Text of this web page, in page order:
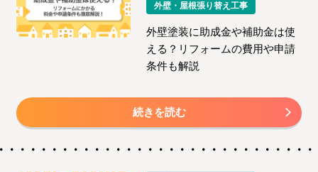
外壁・屋根張り替え工事
外壁塗装に助成金や補助金は使
える？リフォームの費用や申請
条件も解説
続きを読む